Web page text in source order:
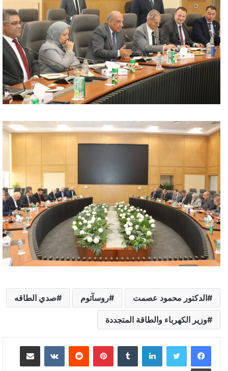
الدكتور محمود عصمت روسآتوم صدي الطاقه
وزير الكهرباء والطاقة المتجددة
لينكدإن بينتيريست مشاركة عبر البريد
طباعة